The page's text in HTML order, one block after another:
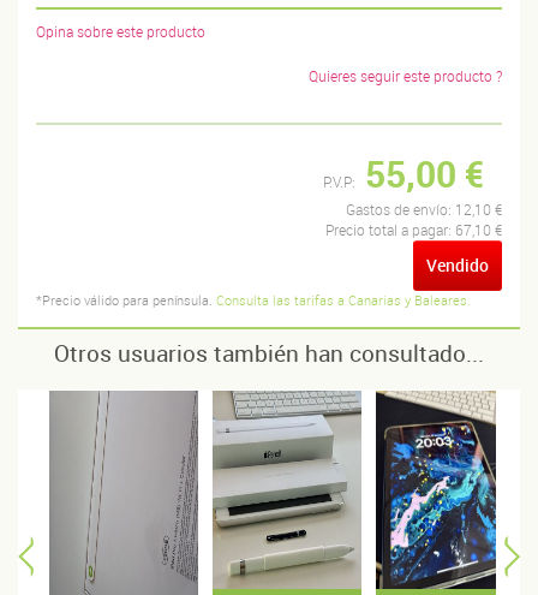
Opina sobre este producto
Quieres seguir este producto ?
P.V.P: 55,00 €
Gastos de envío: 12,10 €
Precio total a pagar: 67,10 €
Vendido
*Precio válido para península. Consulta las tarifas a Canarias y Baleares.
Otros usuarios también han consultado...